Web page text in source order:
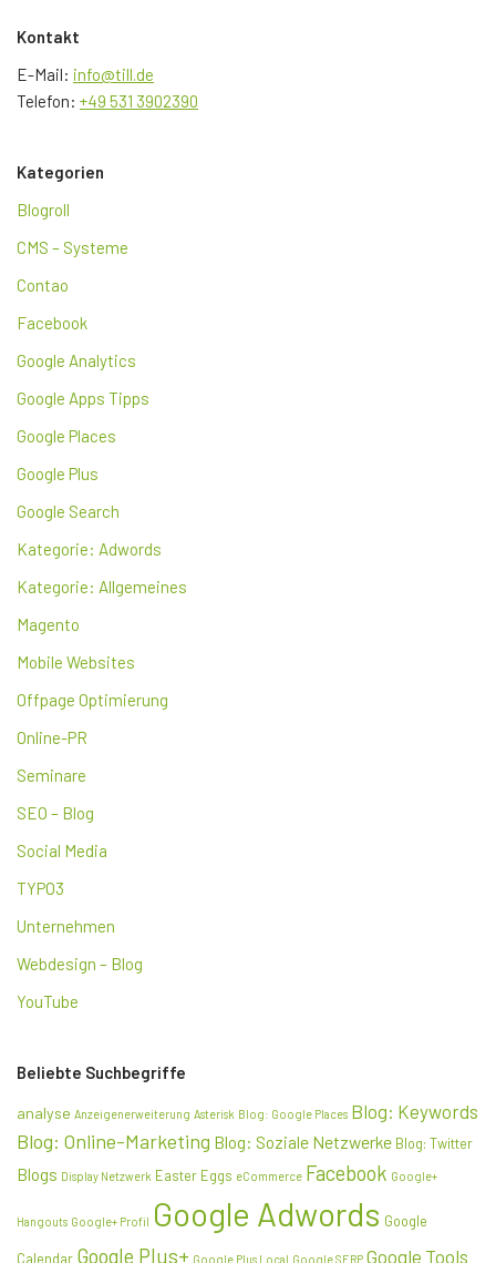
Kontakt
E-Mail: info@till.de
Telefon: +49 531 3902390
Kategorien
Blogroll
CMS – Systeme
Contao
Facebook
Google Analytics
Google Apps Tipps
Google Places
Google Plus
Google Search
Kategorie: Adwords
Kategorie: Allgemeines
Magento
Mobile Websites
Offpage Optimierung
Online-PR
Seminare
SEO – Blog
Social Media
TYPO3
Unternehmen
Webdesign – Blog
YouTube
Beliebte Suchbegriffe
analyse Anzeigenerweiterung Asterisk Blog: Google Places Blog: Keywords
Blog: Online-Marketing Blog: Soziale Netzwerke Blog: Twitter
Blogs Display Netzwerk Easter Eggs eCommerce Facebook Google+
Hangouts Google+ Profil Google Adwords Google
Calendar Google Plus+ Google Plus Local Google SERP Google Tools